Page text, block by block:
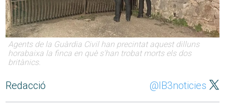
Agents de la Guàrdia Civil han precintat aquest dilluns
horabaixa la finca en què s'han trobat morts els dos
britànics.
Redacció @IB3noticies